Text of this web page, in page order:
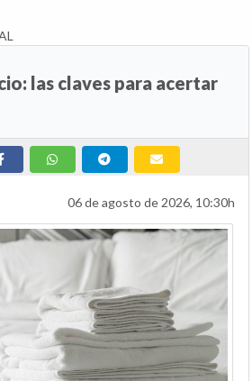
las claves para acertar
06 de agosto de 2026, 10:30h